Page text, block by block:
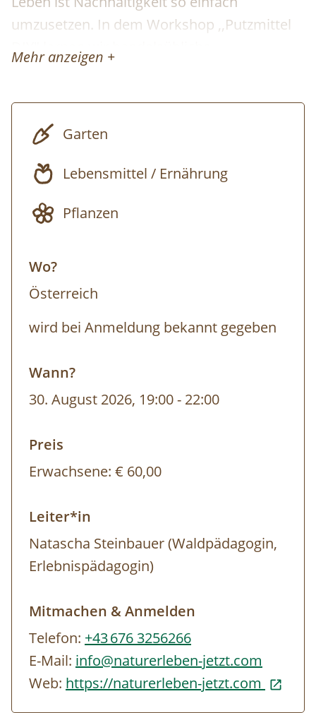
umzusetzen. In dem Workshop ,,Putzmittel
DIY" lernen wir handelsübliche
Haushaltsmittel durch nützliche und
Weitere Termine:Individuell auf Anfrage,
Mehr anzeigen +
Garten
Lebensmittel / Ernährung
Pflanzen
Wo?
Österreich
wird bei Anmeldung bekannt gegeben
Wann?
30. August 2026, 19:00- 22:00
Preis
Erwachsene: € 60,00
Leiter*in
Natascha Steinbauer (Waldpädagogin,
Erlebnispädagogin)
Mitmachen & Anmelden
Telefon: +43 676 3256266
E-Mail: info@naturerleben-jetzt.com
Web: https://naturerleben-jetzt.com